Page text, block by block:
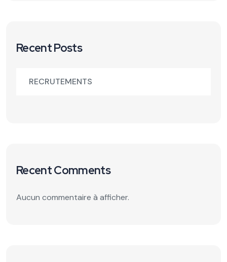
Recent Posts
RECRUTEMENTS
Recent Comments
Aucun commentaire à afficher.